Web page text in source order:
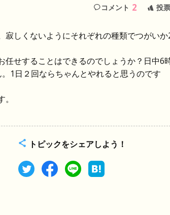
コメント 2 投票
しくないようにそれぞれの種類でつがいか
せすることはできるのでしょうか？日中6
1日２回ならちゃんとやれると思うのです
トピックをシェアしよう！